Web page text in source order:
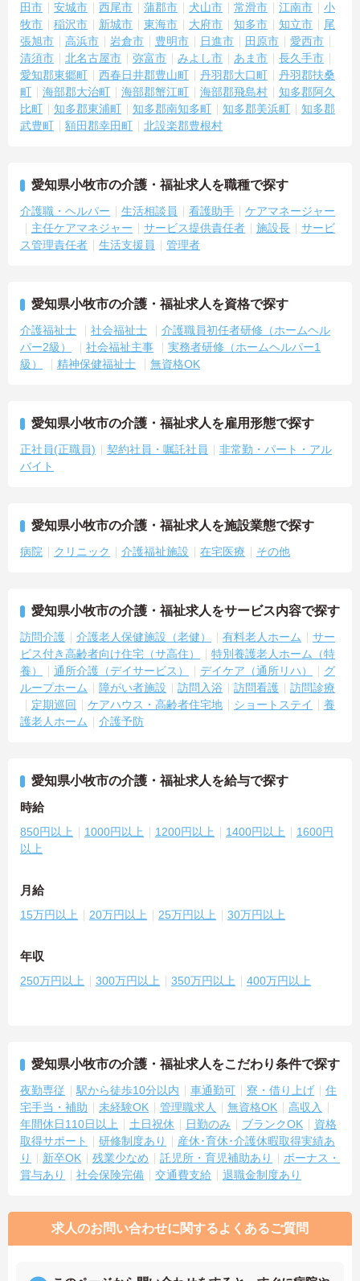
田市
安城市 西尾市 蒲郡市 犬山市 常滑市 江南市
小
牧市
稲沢市 新城市 東海市 大府市 知多市 知立市
尾
張旭市
高浜市 岩倉市 豊明市 日進市 田原市
愛西市
清須市
北名古屋市 弥富市 みよし市 あま市
長久手市
愛知郡東郷町
西春日井郡豊山町 丹羽郡大口町
丹羽郡扶桑
町
海部郡大治町 海部郡蟹江町 海部郡飛島村
知多郡阿久
比町
知多郡東浦町 知多郡南知多町 知多郡美浜町
知多郡
武豊町
額田郡幸田町 北設楽郡豊根村
愛知県小牧市の介護・福祉求人を職種で探す
介護職・ヘルパー 生活相談員 看護助手
ケアマネージャー
主任ケアマネジャー
サービス提供責任者 施設長
サービ
ス管理責任者
生活支援員 管理者
愛知県小牧市の介護・福祉求人を資格で探す
介護福祉士 社会福祉士
介護職員初任者研修（ホームヘル
パー2級）
社会福祉主事
実務者研修（ホームヘルパー1
級）
精神保健福祉士 無資格OK
愛知県小牧市の介護・福祉求人を雇用形態で探す
正社員(正職員) 契約社員・嘱託社員
非常勤・パート・アル
バイト
愛知県小牧市の介護・福祉求人を施設業態で探す
病院 クリニック 介護福祉施設 在宅医療 その他
愛知県小牧市の介護・福祉求人をサービス内容で探す
訪問介護 介護老人保健施設（老健） 有料老人ホーム
サー
ビス付き高齢者向け住宅（サ高住）
特別養護老人ホーム（特
養）
通所介護（デイサービス） デイケア（通所リハ）
グ
ループホーム
障がい者施設 訪問入浴 訪問看護
訪問診療
定期巡回
ケアハウス・高齢者住宅地 ショートステイ
養
護老人ホーム
介護予防
愛知県小牧市の介護・福祉求人を給与で探す
時給
850円以上 1000円以上 1200円以上 1400円以上
1600円
以上
月給
15万円以上 20万円以上 25万円以上 30万円以上
年収
250万円以上 300万円以上 350万円以上 400万円以上
愛知県小牧市の介護・福祉求人をこだわり条件で探す
夜勤専従 駅から徒歩10分以内 車通勤可 寮・借り上げ
住
宅手当・補助
未経験OK 管理職求人 無資格OK
高収入
年間休日110日以上
土日祝休 日勤のみ ブランクOK
資格
取得サポート
研修制度あり
産休･育休･介護休暇取得実績あ
り
新卒OK 残業少なめ 託児所・育児補助あり
ボーナス・
賞与あり
社会保険完備 交通費支給 退職金制度あり
求人のお問い合わせに関するよくあるご質問